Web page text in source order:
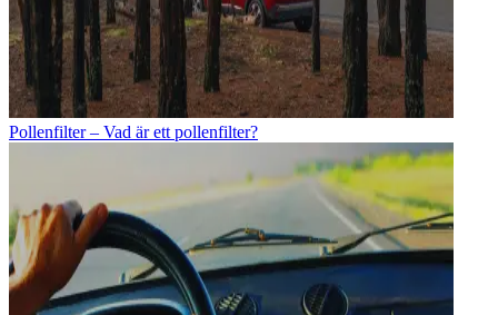
Pollenfilter – Vad är ett pollenfilter?